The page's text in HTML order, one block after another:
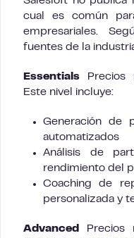
cual es común
empresariales.
fuentes de la
Essentials Precios
Este nivel incluye:
Generación de
automatizados
Análisis de
rendimiento del
Coaching de
personalizada y
Advanced
Precios